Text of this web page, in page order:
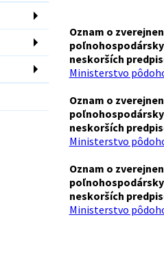
Oznam o
neskorších
Ministerstvo
Oznam o
neskorších
Ministerstvo
Oznam o
neskorších
Ministerstvo